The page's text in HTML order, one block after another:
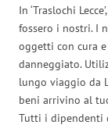
In ‘Traslochi
fossero i nostri. I
oggetti con cura
danneggiato.
lungo viaggio da
beni arrivino al
Tutti i dipendenti